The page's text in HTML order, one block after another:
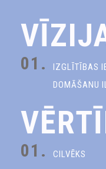
01.
IZGLĪTĪBAS
DOMĀŠANU
01. CILVĒKS